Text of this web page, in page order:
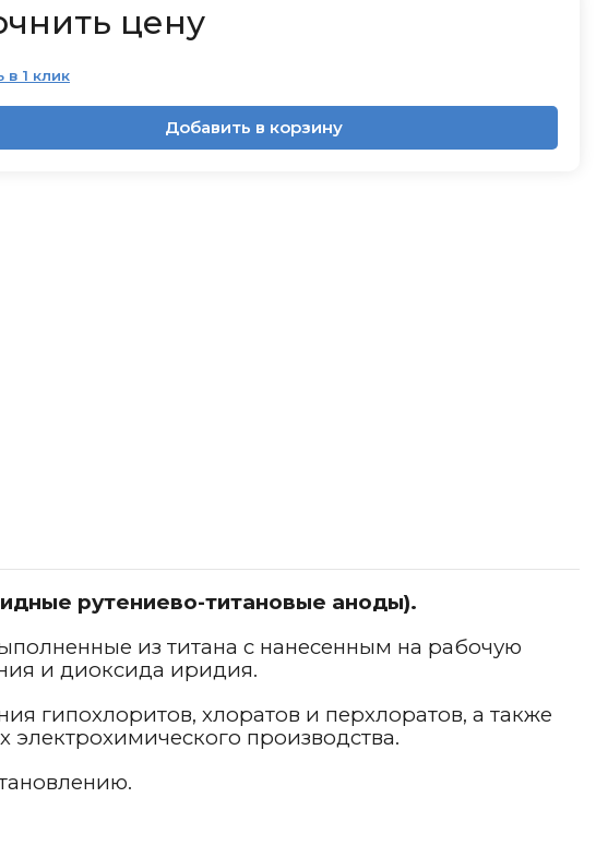
цену
в 1 клик
Добавить в корзину
рутениево-титановые аноды).
из титана с нанесенным на рабочую
и диоксида иридия.
гипохлоритов, хлоратов и перхлоратов, а также
электрохимического производства.